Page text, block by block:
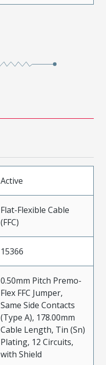
Active
Flat-Flexible Cable
(FFC)
15366
0.50mm Pitch Premo-
Flex FFC Jumper,
Same Side Contacts
(Type A), 178.00mm
Cable Length, Tin (Sn)
Plating, 12 Circuits,
with Shield